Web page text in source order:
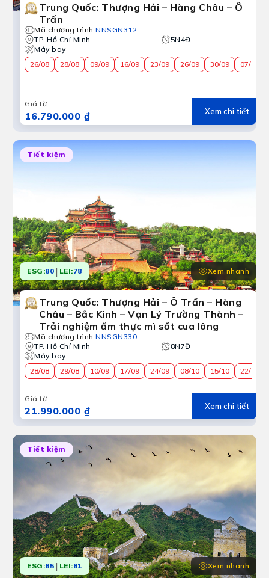
Du lịch Bắc Kinh Thượng Hải
uy nghiêm, chinh phục Vạn Lý Trường
Trung Quốc: Thượng Hải – Hàng Châu – Ô
Trấn
Mã chương trình:NNSGN312
TP. Hồ Chí Minh
5N4Đ
Máy bay
26/08
28/08 09/09 16/09 23/09 26/09 30/09 07/10
Giá từ:
16.790.000 ₫ Xem chi tiết
Tiết kiệm
ESG:80 | LEI:78 Xem nhanh
Trung Quốc: Thượng Hải – Ô Trấn – Hàng
Châu – Bắc Kinh – Vạn Lý Trường Thành –
Trải nghiệm ẩm thực mì sốt cua lông
Mã chương trình:NNSGN330
TP. Hồ Chí Minh
8N7Đ
Máy bay
28/08
29/08 10/09 17/09 24/09 08/10 15/10 22/10
Giá từ:
21.990.000 ₫ Xem chi tiết
Tiết kiệm
ESG:85 | LEI:81 Xem nhanh